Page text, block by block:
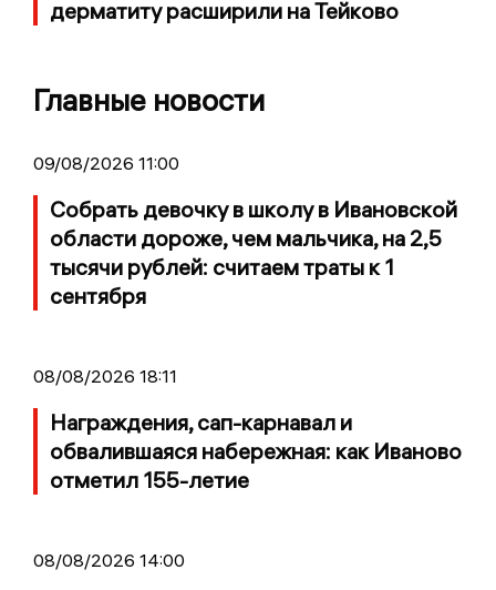
дерматиту расширили на Тейково
Главные новости
09/08/2026 11:00
Собрать девочку в школу в Ивановской
области дороже, чем мальчика, на 2,5
тысячи рублей: считаем траты к 1
сентября
08/08/2026 18:11
Награждения, сап-карнавал и
обвалившаяся набережная: как Иваново
отметил 155-летие
08/08/2026 14:00